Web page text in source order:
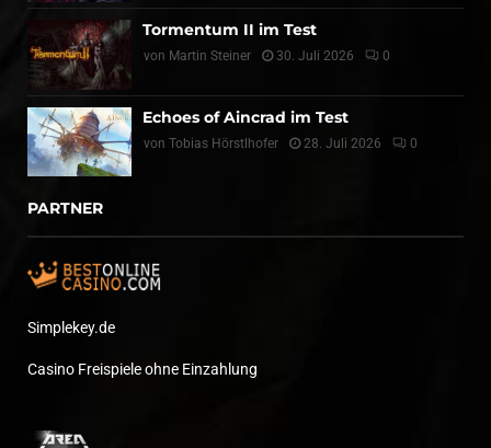
Tormentum II im Test
von Martin Steiner 30. Juli 2026 0
Echoes of Aincrad im Test
von Tobias Hörstlhofer 28. Juli 2026 0
PARTNER
Simplekey.de
Casino Freispiele ohne Einzahlung